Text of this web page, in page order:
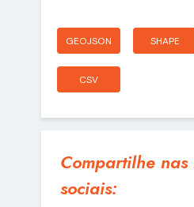
GEOJSON SHAPE
CSV
Compartilhe nas
sociais: